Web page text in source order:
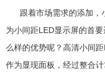
跟着市场需求的添加，
为小间距LED显示屏的首
么样的优势呢？高清小间
作为显现面板，经过整合